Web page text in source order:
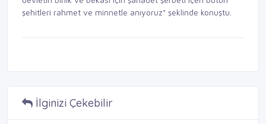
şehitleri rahmet ve minnetle anıyoruz" şeklinde konuştu.
İlginizi Çekebilir